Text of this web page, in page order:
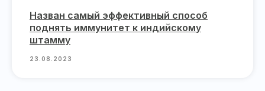
Назван самый эффективный способ
поднять иммунитет к индийскому
штамму
23.08.2023